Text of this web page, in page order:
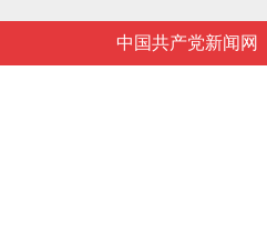
中国共产党新闻网